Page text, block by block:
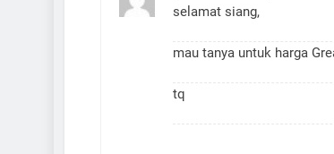
selamat siang,
mau tanya untuk harga
tq